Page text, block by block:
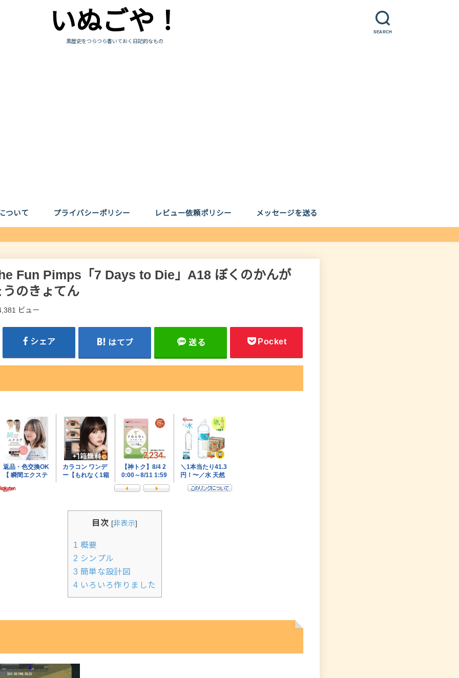
SEARCH
いぬごや！
黒歴史をつらつら書いておく日記的なもの
ついて プライバシーポリシー レビュー依頼ポリシー メッセージを送る
Fun Pimps「7 Days to Die」A18 ぼくのかんが
のきょてん
ビュー
シェア はてブ 送る Pocket
目次 [非表示]
1 概要
2 シンプル
3 簡単な設計図
4 いろいろ作りました